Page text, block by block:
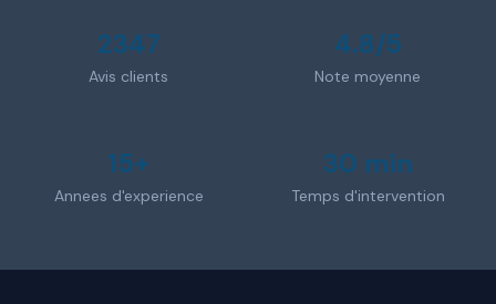
2347
Avis clients
4.8/5
Note moyenne
15+
Annees d'experience
30 min
Temps d'intervention